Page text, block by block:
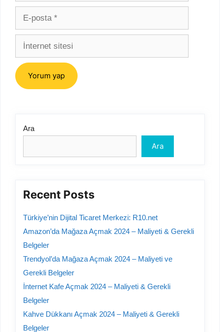
posta
İnternet
sitesi
Ara
Ara
Recent Posts
Türkiye’nin Dijital Ticaret Merkezi: R10.net
Amazon’da Mağaza Açmak 2024 – Maliyeti & Gerekli
Belgeler
Trendyol’da Mağaza Açmak 2024 – Maliyeti ve
Gerekli Belgeler
İnternet Kafe Açmak 2024 – Maliyeti & Gerekli
Belgeler
Kahve Dükkanı Açmak 2024 – Maliyeti & Gerekli
Belgeler